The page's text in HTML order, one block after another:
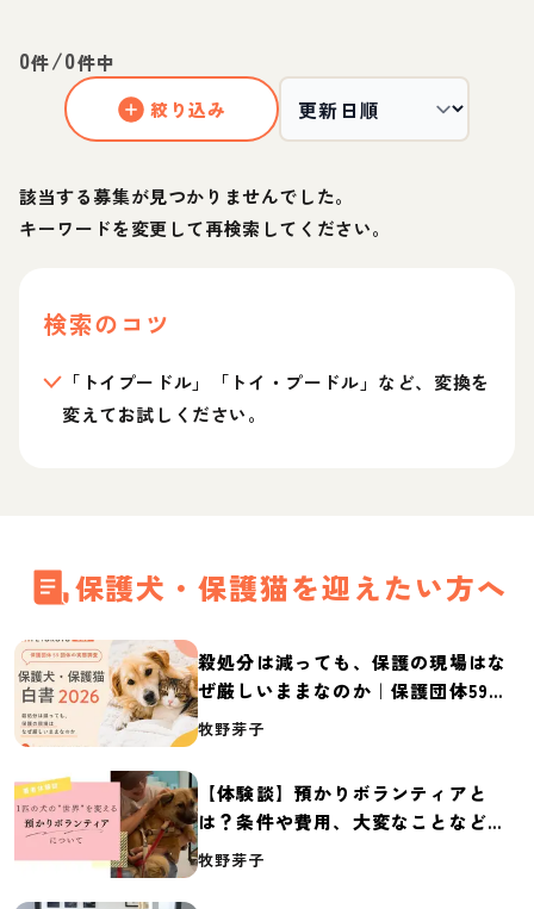
0件/0件中
絞り込み
該当する募集が見つかりませんでした。
キーワードを変更して再検索してください。
検索のコツ
「トイプードル」「トイ・プードル」など、変換を
変えてお試しください。
保護犬・保護猫を迎えたい方へ
殺処分は減っても、保護の現場はな
ぜ厳しいままなのか｜保護団体59団
体の実態調査【保護犬・保護猫白書
牧野芽子
【体験談】預かりボランティアと
は？条件や費用、大変なことなど紹
介
牧野芽子